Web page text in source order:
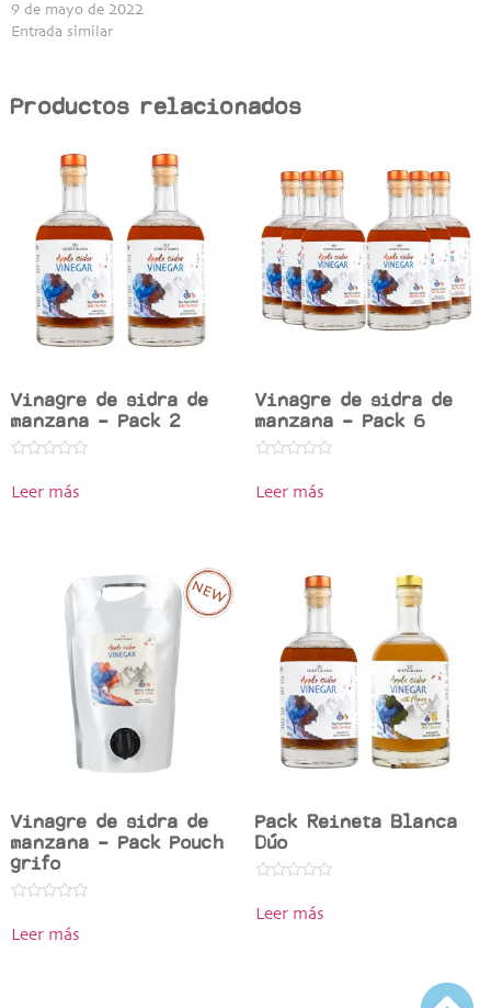
9 de mayo de 2022
Entrada similar
Productos relacionados
Vinagre de sidra de
manzana – Pack 2
en
0
Leer más
Vinagre de sidra de
manzana – Pack 6
en
0
Leer más
Vinagre de sidra de
manzana – Pack Pouch
grifo
en
0
Leer más
Pack Reineta Blanca
Dúo
en
0
Leer más